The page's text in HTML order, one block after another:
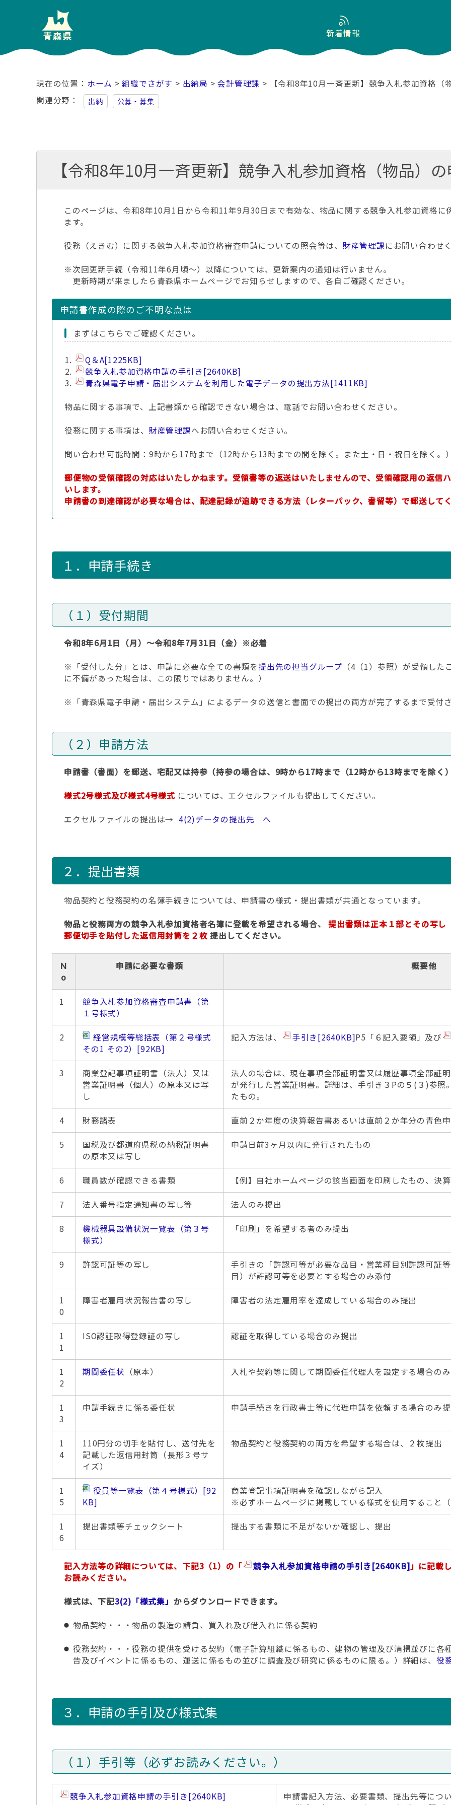
新着情報
ホーム >組織でさがす > 出納局 >会計管理課 > 【令和8年10月一斉更新】競争入札参加資格（
関連分野
出納 公募・募集
【令和8年10月一斉更新】競争入札参加資格（物品）
このページは、令和8年10月1日から令和11年9月30日まで有効な、物品に関する競争入札参加資格
ます。
役務（えきむ）に関する競争入札参加資格審査申請についての照会等は、 財産管理課にお問い合わせ
※次回更新手続（令和11年6月頃～）以降については、更新案内の通知は行いません。
更新時期が来ましたら青森県ホームページでお知らせしますので、各自ご確認ください。
申請書作成の際のご不明な点は
まずはこちらでご確認ください。
Q＆A[1225KB]
競争入札参加資格申請の手引き[2640KB]
青森県電子申請・届出システムを利用した電子データの提出方法[1411KB]
物品に関する事項で、上記書類から確認できない場合は、電話でお問い合わせください。
役務に関する事項は、 財産管理課へお問い合わせください。
問い合わせ可能時間：9時から17時まで（12時から13時までの間を除く。また土・日・祝日を除く。）
郵便物の受領確認の対応はいたしかねます。受領書等の返送はいたしませんので、受領確認用の返信
いします。
申請書の到達確認が必要な場合は、配達記録が追跡できる方法（レターパック、書留等）で郵送してく
１．申請手続き
（１）受付期間
令和8年6月1日（月）～令和8年7月31日（金）※必着
※「受付した分」とは、申請に必要な全ての書類を提出先の担当グループ （4（1）参照）が受領し
に不備があった場合は、この限りではありません。）
※「青森県電子申請・届出システム」によるデータの送信と書面での提出の両方が完了するまで受付さ
（２）申請方法
申請書（書面）を郵送、宅配又は持参（持参の場合は、9時から17時まで（12時から13時までを除く）
様式2号様式及び様式4号様式 については、エクセルファイルも提出してください。
エクセルファイルの提出は→ 4(2)データの提出先 へ
２．提出書類
物品契約と役務契約の名簿手続きについては、申請書の様式・提出書類が共通となっています。
物品と役務両方の競争入札参加資格者名簿に登載を希望される場合、 提出書類は正本１部とその写し
郵便切手を貼付した返信用封筒を２枚 提出してください。
Ｎ
o
申請に必要な書類 概要他
1
競争入札参加資格審査申請書（第
１号様式）
2
経営規模等総括表（第２号様式
その1 その2） [92KB]
記入方法は、 手引き[2640KB]P5「６記入要領」及び
3
商業登記事項証明書（法人）又は
営業証明書（個人）の原本又は写
し
法人の場合は、現在事項全部証明書又は履歴事項全部証
が発行した営業証明書。詳細は、手引き３Pの５(３)参
たもの。
4 財務諸表 直前２か年度の決算報告書あるいは直前２か年分の青色
5
国税及び都道府県税の納税証明書
の原本又は写し
申請日前3ヶ月以内に発行されたもの
6 職員数が確認できる書類 【例】自社ホームページの該当画面を印刷したもの、決
7 法人番号指定通知書の写し等 法人のみ提出
8
機械器具設備状況一覧表（第３号
様式）
「印刷」を希望する者のみ提出
9 許認可証等の写し
手引きの「許認可等が必要な品目・営業種目別許認可証
目）が許認可等を必要とする場合のみ添付
1
0
障害者雇用状況報告書の写し 障害者の法定雇用率を達成している場合のみ提出
1
1
ISO認証取得登録証の写し 認証を取得している場合のみ提出
1
2
期間委任状 （原本） 入札や契約等に関して期間委任代理人を設定する場合の
1
3
申請手続きに係る委任状 申請手続きを行政書士等に代理申請を依頼する場合のみ
1
4
110円分の切手を貼付し、送付先を
記載した返信用封筒（長形３号サ
イズ）
物品契約と役務契約の両方を希望する場合は、２枚提出
1
5
役員等一覧表（第４号様式） [92
KB]
商業登記事項証明書を確認しながら記入
※必ずホームページに掲載している様式を使用すること（
1
6
提出書類等チェックシート 提出する書類に不足がないか確認し、提出
記入方法等の詳細については、下記3（1）の「 競争入札参加資格申請の手引き[2640KB]」に記載
お読みください。
様式は、下記3(2)「様式集」 からダウンロードできます。
物品契約・・・物品の製造の請負、買入れ及び借入れに係る契約
役務契約・・・役務の提供を受ける契約（電子計算組織に係るもの、建物の管理及び清掃並びに各
告及びイベントに係るもの、運送に係るもの並びに調査及び研究に係るものに限る。）詳細は、 役
３．申請の手引及び様式集
（１）手引等（必ずお読みください。）
競争入札参加資格申請の手引き[2640KB]
申請書記入方法、必要書類、提出先等につ